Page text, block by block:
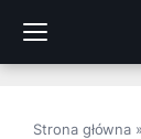
treści
Strona główna »